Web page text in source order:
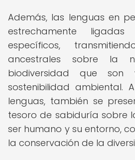
Además, las lenguas en
estrechamente
específicos,
ancestrales sobre la
biodiversidad que
sostenibilidad ambiental.
lenguas, también se
tesoro de sabiduría sobre
ser humano y su entorno,
la conservación de la